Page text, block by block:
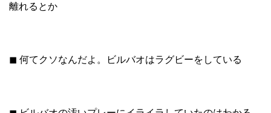
離れるとか
◼︎ 何てクソなんだよ。ビルバオはラグビーをしている